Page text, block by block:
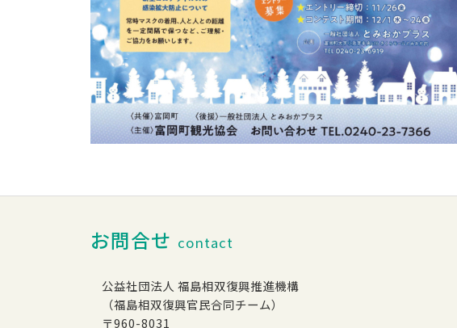
お問合せ contact
公益社団法人 福島相双復興推進機構
（福島相双復興官民合同チーム）
〒960-8031